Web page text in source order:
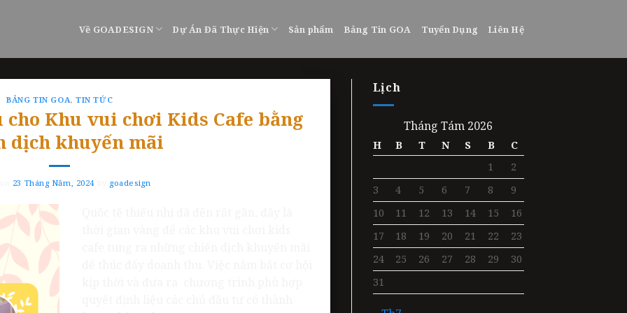
Về GOADESIGN Dự Án Đã Thực Hiện Sản phẩm Bảng Tin GOA Tuyển Dụng Liên Hệ
BẢNG TIN GOA,TIN TỨC
cho Khu vui chơi Kids Cafe bằng
dịch khuyến mãi
23 Tháng Năm, 2024by goadesign
Lịch
Tháng Tám 2026
H B T N S B
C
1
2
3
4 5 6 7 8
9
10
11 12 13 14 15
16
17
18 19 20 21 22
23
24
25 26 27 28 29
30
31